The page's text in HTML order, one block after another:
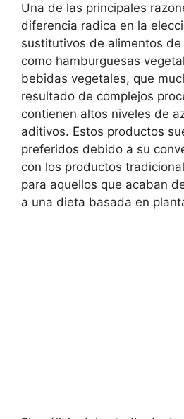
Una de las principales
diferencia radica en la
sustitutivos de alimentos de
como hamburguesas
bebidas vegetales, que
resultado de complejos
contienen altos niveles de
aditivos. Estos productos
preferidos debido a su
con los productos
para aquellos que acaban
a una dieta basada en